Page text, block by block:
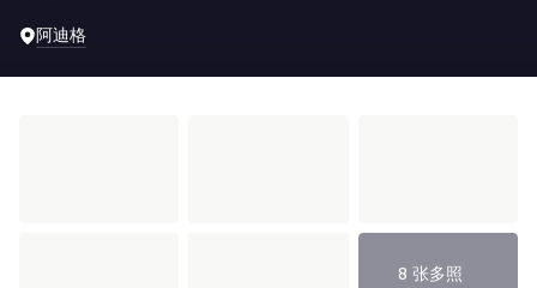
阿迪格
8 张多照